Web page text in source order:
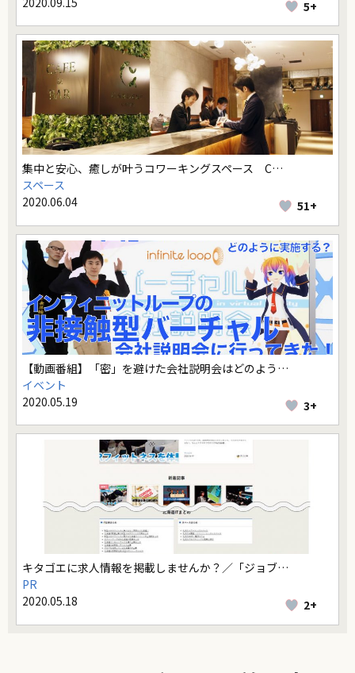
5+
集中と安心、癒しが叶うコワーキングスペース C…
スペース
2020.06.04
51+
【動画番組】「密」を避けた会社説明会はどのよう…
イベント
2020.05.19
3+
キタゴエに求人情報を掲載しませんか？／「ジョブ…
PR
2020.05.18
2+